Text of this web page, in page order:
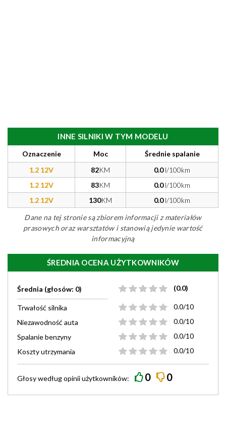
INNE SILNIKI W TYM MODELU
Oznaczenie Moc
Średnie spalanie
1.2 12V
82KM 0.0l/100km
1.2 12V
83KM 0.0l/100km
1.2 12V
130KM 0.0l/100km
Dane na tej stronie są zbiorem informacji z materiałów
prasowych oraz warsztatów i stanowią jedynie wartość
informacyjną
ŚREDNIA OCENA UŻYTKOWNIKÓW
Średnia (głosów: 0) (0.0)
Trwałość silnika
0.0/10
Niezawodność auta
0.0/10
Spalanie benzyny
0.0/10
Koszty utrzymania
0.0/10
Głosy wedługopiniiużytkowników: 0 0